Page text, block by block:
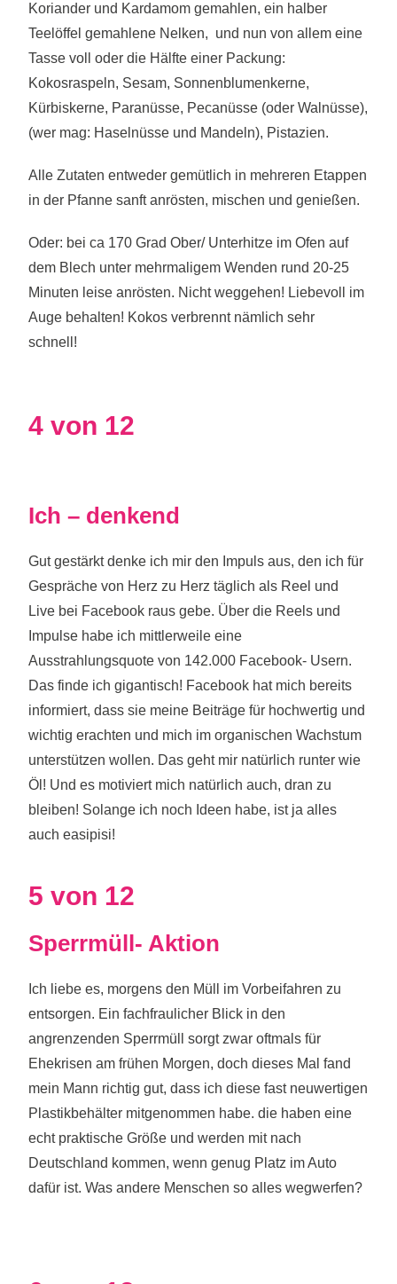
Koriander und Kardamom gemahlen, ein halber
Teelöffel gemahlene Nelken, und nun von allem eine
Tasse voll oder die Hälfte einer Packung:
Kokosraspeln, Sesam, Sonnenblumenkerne,
Kürbiskerne, Paranüsse, Pecanüsse (oder Walnüsse),
(wer mag: Haselnüsse und Mandeln), Pistazien.
Alle Zutaten entweder gemütlich in mehreren Etappen
in der Pfanne sanft anrösten, mischen und genießen.
Oder: bei ca 170 Grad Ober/ Unterhitze im Ofen auf
dem Blech unter mehrmaligem Wenden rund 20-25
Minuten leise anrösten. Nicht weggehen! Liebevoll im
Auge behalten! Kokos verbrennt nämlich sehr
schnell!
4 von 12
Ich – denkend
Gut gestärkt denke ich mir den Impuls aus, den ich für
Gespräche von Herz zu Herz täglich als Reel und
Live bei Facebook raus gebe. Über die Reels und
Impulse habe ich mittlerweile eine
Ausstrahlungsquote von 142.000 Facebook- Usern.
Das finde ich gigantisch! Facebook hat mich bereits
informiert, dass sie meine Beiträge für hochwertig und
wichtig erachten und mich im organischen Wachstum
unterstützen wollen. Das geht mir natürlich runter wie
Öl! Und es motiviert mich natürlich auch, dran zu
bleiben! Solange ich noch Ideen habe, ist ja alles
auch easipisi!
5 von 12
Sperrmüll- Aktion
Ich liebe es, morgens den Müll im Vorbeifahren zu
entsorgen. Ein fachfraulicher Blick in den
angrenzenden Sperrmüll sorgt zwar oftmals für
Ehekrisen am frühen Morgen, doch dieses Mal fand
mein Mann richtig gut, dass ich diese fast neuwertigen
Plastikbehälter mitgenommen habe. die haben eine
echt praktische Größe und werden mit nach
Deutschland kommen, wenn genug Platz im Auto
dafür ist. Was andere Menschen so alles wegwerfen?